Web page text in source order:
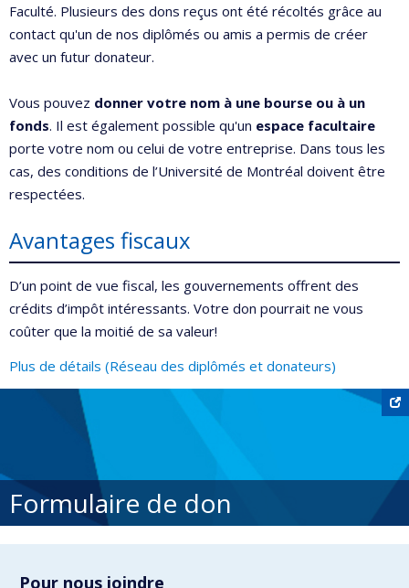
Faculté. Plusieurs des dons reçus ont été récoltés grâce au
contact qu'un de nos diplômés ou amis a permis de créer
avec un futur donateur.
Vous pouvez donner votre nom à une bourse ou à un
fonds. Il est également possible qu'un espace facultaire
porte votre nom ou celui de votre entreprise. Dans tous les
cas, des conditions de l’Université de Montréal doivent être
respectées.
Avantages fiscaux
D’un point de vue fiscal, les gouvernements offrent des
crédits d’impôt intéressants. Votre don pourrait ne vous
coûter que la moitié de sa valeur!
Plus de détails (Réseau des diplômés et donateurs)
Formulaire de don
Pour nous joindre